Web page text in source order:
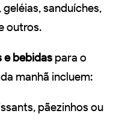
sanduíches,
outros.
e bebidas para o
manhã incluem:
pãezinhos ou